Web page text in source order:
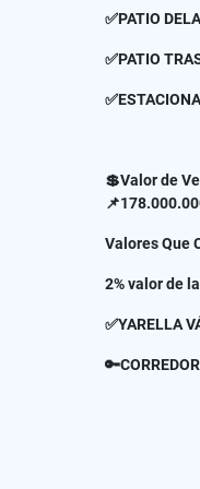
✅PATIO
✅PATIO
💲Valor de
Valores Que
2% valor de
✅YARELLA